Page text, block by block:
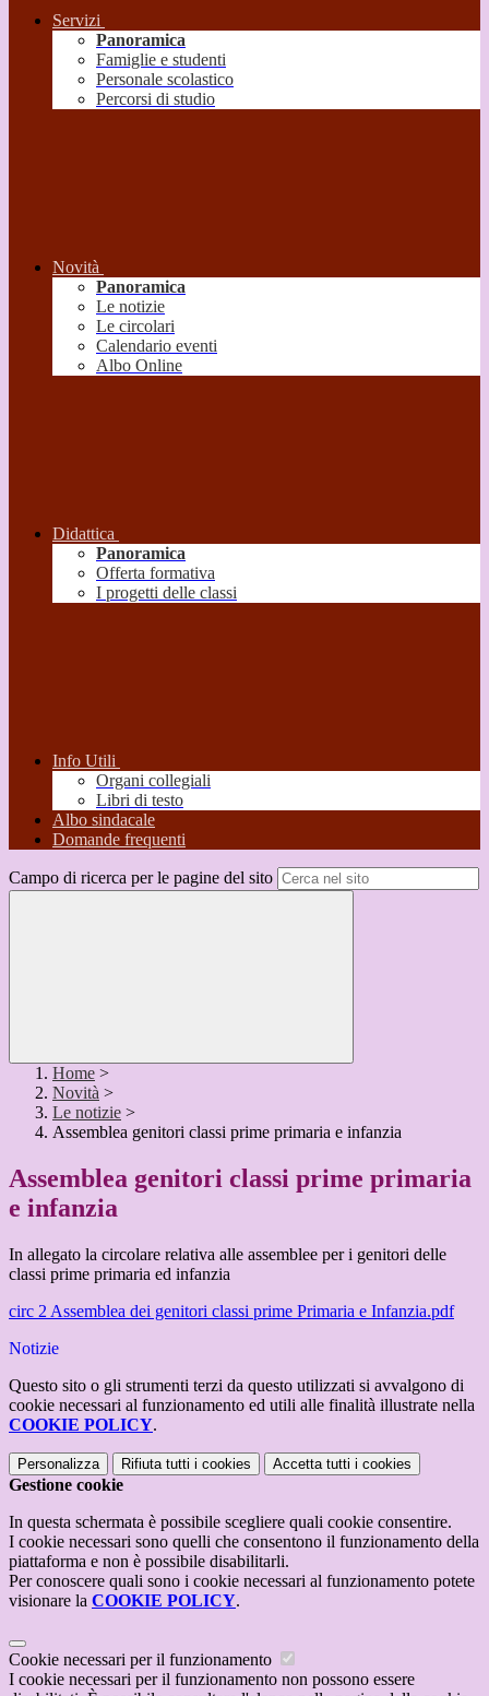
Servizi
Panoramica
Famiglie e studenti
Personale scolastico
Percorsi di studio
Novità
Panoramica
Le notizie
Le circolari
Calendario eventi
Albo Online
Didattica
Panoramica
Offerta formativa
I progetti delle classi
Info Utili
Organi collegiali
Libri di testo
Albo sindacale
Domande frequenti
Campo di ricerca per le pagine del sito
Home >
Novità >
Le notizie >
Assemblea genitori classi prime primaria e infanzia
Assemblea genitori classi prime primaria
e infanzia
In allegato la circolare relativa alle assemblee per i genitori delle
classi prime primaria ed infanzia
circ 2 Assemblea dei genitori classi prime Primaria e Infanzia.pdf
Notizie
Questo sito o gli strumenti terzi da questo utilizzati si avvalgono di
cookie necessari al funzionamento ed utili alle finalità illustrate nella
COOKIE POLICY.
Personalizza Rifiuta tutti i cookies Accetta tutti i cookies
Gestione cookie
In questa schermata è possibile scegliere quali cookie consentire.
I cookie necessari sono quelli che consentono il funzionamento della
piattaforma e non è possibile disabilitarli.
Per conoscere quali sono i cookie necessari al funzionamento potete
visionare la COOKIE POLICY.
Cookie necessari per il funzionamento
I cookie necessari per il funzionamento non possono essere